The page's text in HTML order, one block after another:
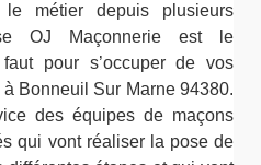
métier depuis plusieurs
OJ Maçonnerie est le
pour s’occuper de vos
Bonneuil Sur Marne 94380.
des équipes de maçons
qui vont réaliser la pose de